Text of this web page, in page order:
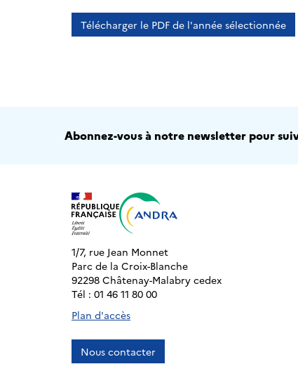
Télécharger le PDF de l'année sélectionnée
Abonnez-vous à notre newsletter pour
1/7, rue Jean Monnet
Parc de la Croix-Blanche
92298 Châtenay-Malabry cedex
Tél : 01 46 11 80 00
Plan d'accès
Nous contacter